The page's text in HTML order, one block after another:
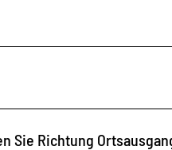
Sie Richtung